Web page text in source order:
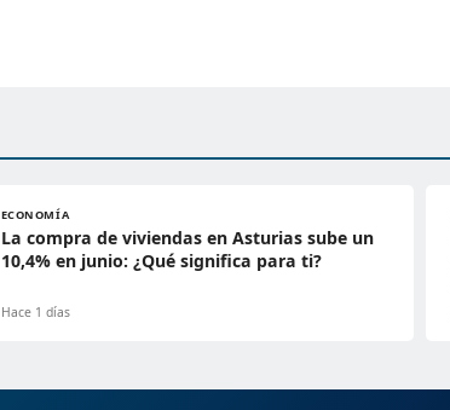
ECONOMÍA
La compra de viviendas en Asturias sube un
10,4% en junio: ¿Qué significa para ti?
Hace 1 días